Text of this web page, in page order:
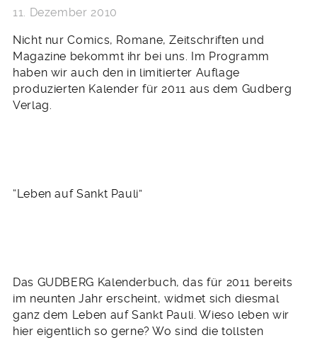
11. Dezember 2010
Nicht nur Comics, Romane, Zeitschriften und
Magazine bekommt ihr bei uns. Im Programm
haben wir auch den in limitierter Auflage
produzierten Kalender für 2011 aus dem Gudberg
Verlag.
“Leben auf Sankt Pauli”
Das GUDBERG Kalenderbuch, das für 2011 bereits
im neunten Jahr erscheint, widmet sich diesmal
ganz dem Leben auf Sankt Pauli. Wieso leben wir
hier eigentlich so gerne? Wo sind die tollsten